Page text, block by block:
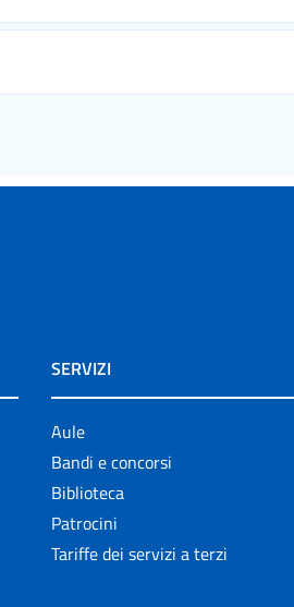
SERVIZI
Aule
Bandi e concorsi
Biblioteca
Patrocini
Tariffe dei servizi a terzi